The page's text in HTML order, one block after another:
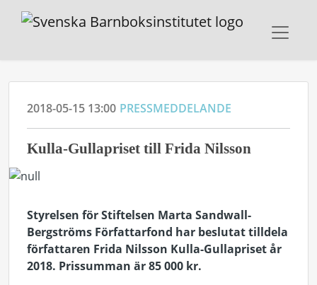
2018-05-15 13:00 PRESSMEDDELANDE
Kulla-Gullapriset till Frida Nilsson
Styrelsen för Stiftelsen Marta Sandwall-
Bergströms Författarfond har beslutat tilldela
författaren Frida Nilsson Kulla-Gullapriset år
2018. Prissumman är 85 000 kr.